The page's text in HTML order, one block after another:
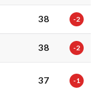
38 -2
38 -2
37 -1